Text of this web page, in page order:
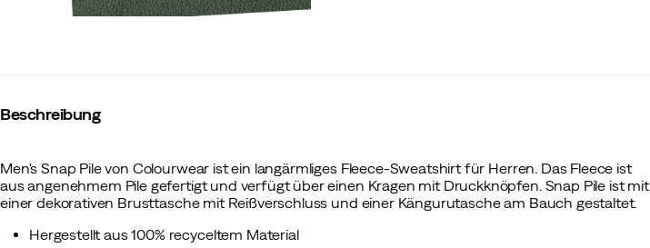
Beschreibung
Men's Snap Pile von Colourwear ist ein langärmliges Fleece-Sweatshirt für Herren. Das Fleece ist
aus angenehmem Pile gefertigt und verfügt über einen Kragen mit Druckknöpfen. Snap Pile ist mit
einer dekorativen Brusttasche mit Reißverschluss und einer Kängurutasche am Bauch gestaltet.
Hergestellt aus 100% recyceltem Material